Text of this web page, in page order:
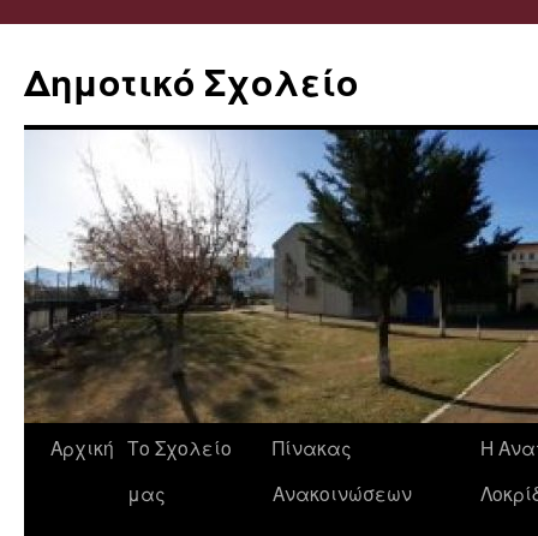
Δημοτικό Σχολείο
Μετάβαση
Αρχική Το Σχολείο
μας
Πίνακας
Ανακοινώσεων
Η